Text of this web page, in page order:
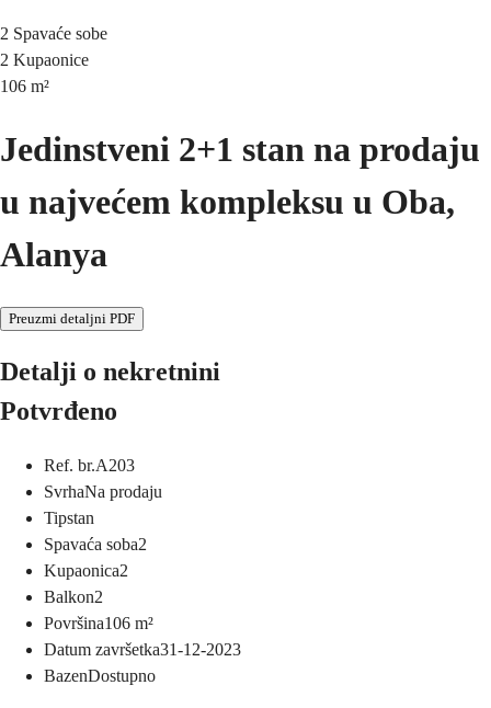
2 Spavaće sobe
2 Kupaonice
106 m²
Jedinstveni 2+1 stan na prodaju
u najvećem kompleksu u Oba,
Alanya
Preuzmi detaljni PDF
Detalji o nekretnini
Potvrđeno
Ref. br.A203
SvrhaNa prodaju
Tipstan
Spavaća soba2
Kupaonica2
Balkon2
Površina106 m²
Datum završetka31-12-2023
BazenDostupno